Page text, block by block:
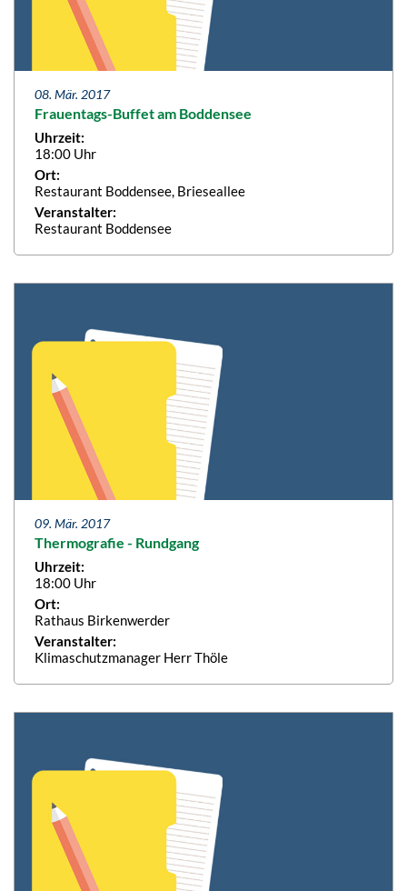
08. Mär. 2017
Frauentags-Buffet am Boddensee
Uhrzeit:
18:00 Uhr
Ort:
Restaurant Boddensee, Brieseallee
Veranstalter:
Restaurant Boddensee
09. Mär. 2017
Thermografie - Rundgang
Uhrzeit:
18:00 Uhr
Ort:
Rathaus Birkenwerder
Veranstalter:
Klimaschutzmanager Herr Thöle